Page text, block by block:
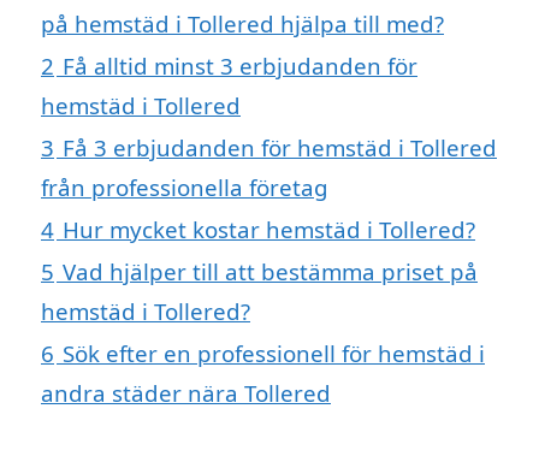
på hemstäd i Tollered hjälpa till med?
2 Få alltid minst 3 erbjudanden för
hemstäd i Tollered
3 Få 3 erbjudanden för hemstäd i Tollered
från professionella företag
4 Hur mycket kostar hemstäd i Tollered?
5 Vad hjälper till att bestämma priset på
hemstäd i Tollered?
6 Sök efter en professionell för hemstäd i
andra städer nära Tollered